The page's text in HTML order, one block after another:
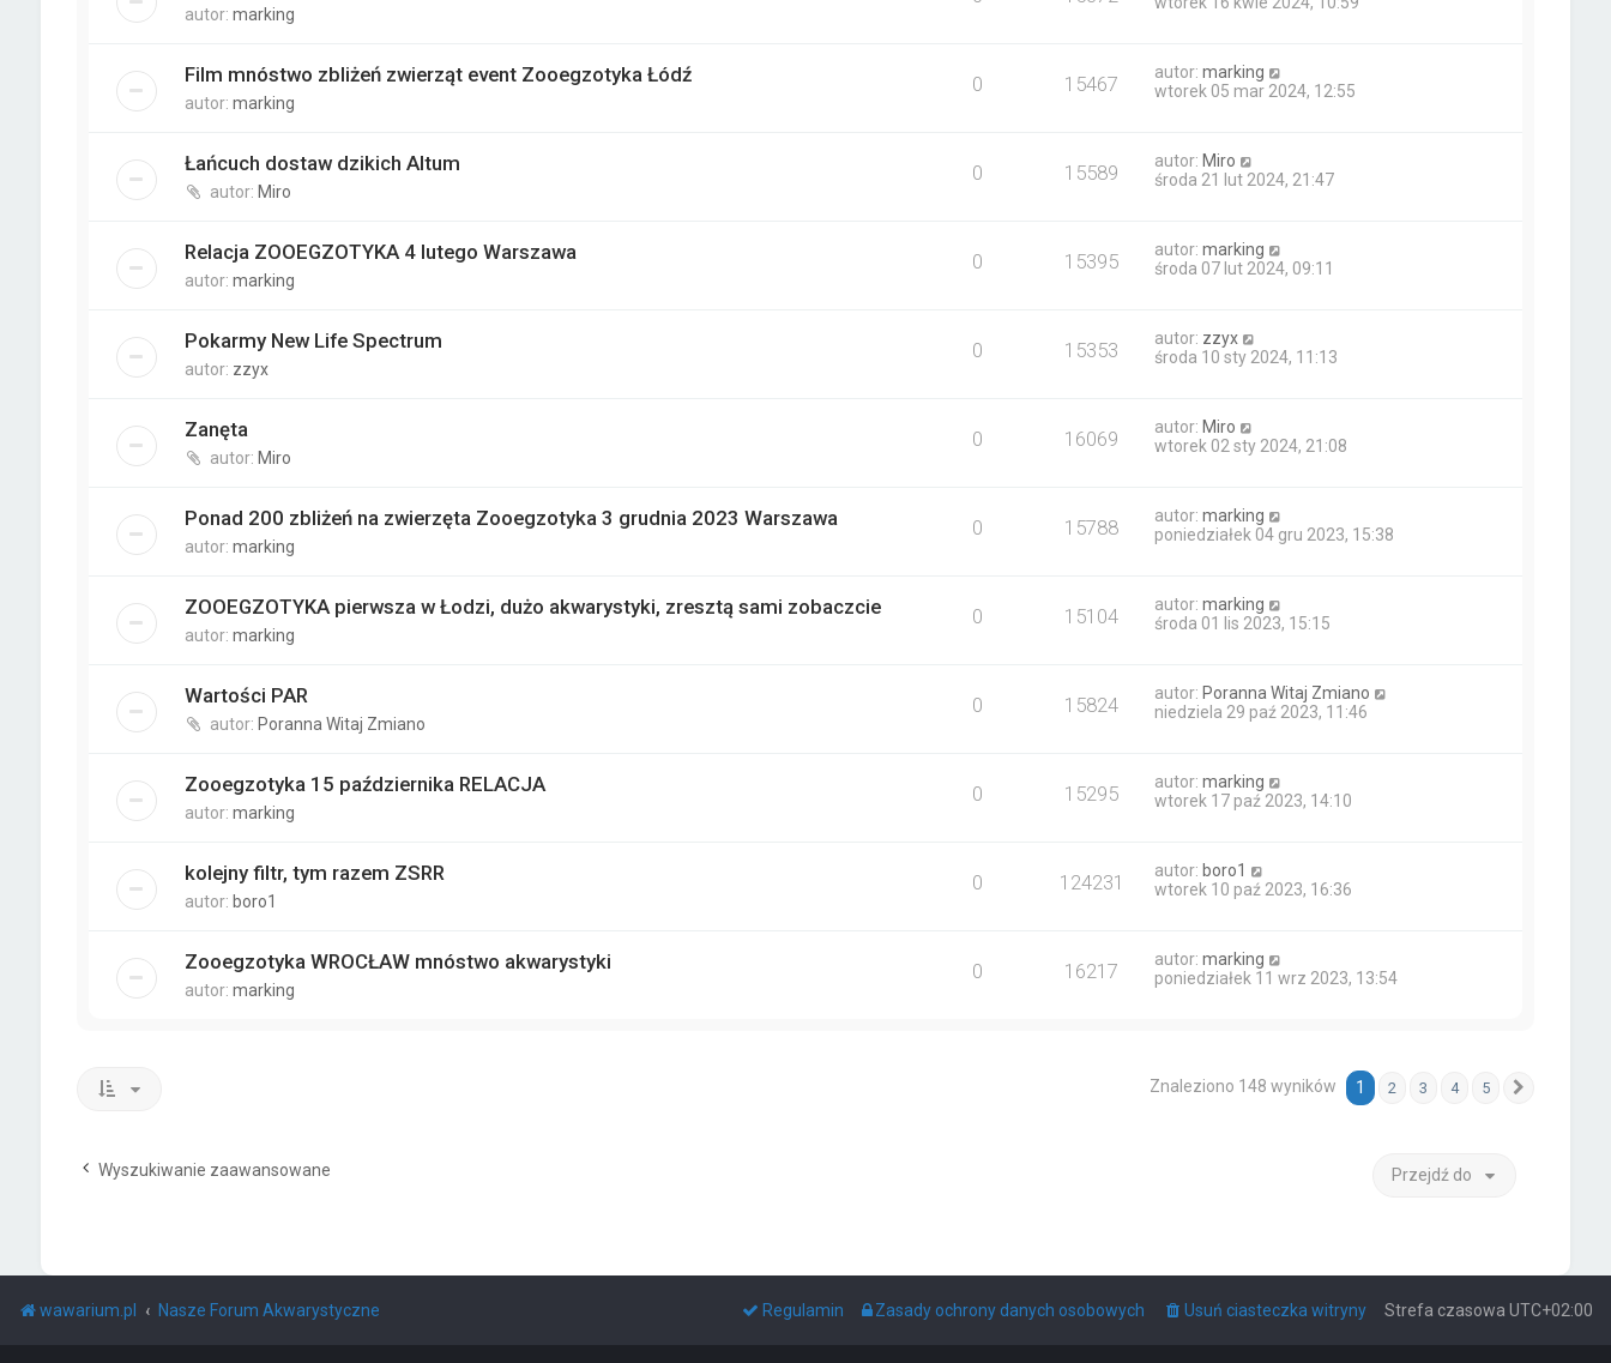
autor: marking
Film mnóstwo zbliżeń zwierząt event Zooegzotyka Łódź
autor: marking
0 15467 autor:marking
wtorek 05 mar 2024, 12:55
Łańcuch dostaw dzikich Altum
autor: Miro
0 15589 autor: Miro
środa 21 lut 2024, 21:47
Relacja ZOOEGZOTYKA 4 lutego Warszawa
autor: marking
0 15395 autor:marking
środa 07 lut 2024, 09:11
Pokarmy New Life Spectrum
autor: zzyx
0 15353 autor: zzyx
środa 10 sty 2024, 11:13
Zanęta
autor: Miro
0 16069 autor: Miro
wtorek 02 sty 2024, 21:08
Ponad 200 zbliżeń na zwierzęta Zooegzotyka 3 grudnia 2023 Warszawa
autor: marking
0 15788 autor:marking
poniedziałek 04 gru 2023, 15:38
ZOOEGZOTYKA pierwsza w Łodzi, dużo akwarystyki, zresztą sami zobaczcie
autor: marking
0 15104 autor:marking
środa 01 lis 2023, 15:15
Wartości PAR
autor: Poranna Witaj Zmiano
0 15824 autor: Poranna Witaj Zmiano
niedziela 29 paź 2023, 11:46
Zooegzotyka 15 października RELACJA
autor: marking
0 15295 autor:marking
wtorek 17 paź 2023, 14:10
kolejny filtr, tym razem ZSRR
autor: boro1
0 124231 autor: boro1
wtorek 10 paź 2023, 16:36
Zooegzotyka WROCŁAW mnóstwo akwarystyki
autor: marking
0 16217 autor:marking
poniedziałek 11 wrz 2023, 13:54
Znaleziono 148 wyników 1 2 3 4 5
Wyszukiwanie zaawansowane Przejdź do
wawarium.pl Nasze Forum Akwarystyczne Strefa czasowa UTC+02:00
Usuń ciasteczka witryny
Zasady ochrony danych osobowych
Regulamin